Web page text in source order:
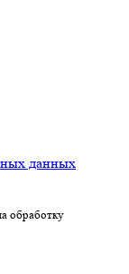
данных
обработку